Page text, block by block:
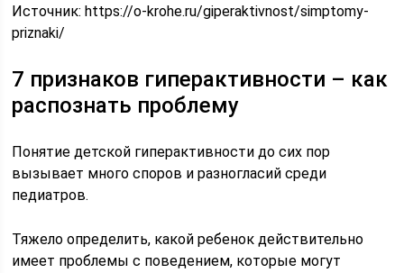
Источник:https://o-krohe.ru/giperaktivnost/simptomy-
priznaki/
7 признаков гиперактивности – как
распознать проблему
Понятие детской гиперактивности до сих пор
вызывает много споров и разногласий среди
педиатров.
Тяжело определить, какой ребенок действительно
имеет проблемы с поведением, которые могут